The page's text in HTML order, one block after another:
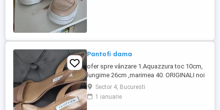
Pantofi dama
ofer spre vânzare 1.Aquazzura toc 10cm,
lungime 26cm ,marimea 40. ORIGINALI noi
pret 500 lei. 2.Michael Kors toc 9 cm ,
lungime 26cm, mărimea 40.purtati o
singura data la un eveniment. pret 300 de
Sector 4, Bucuresti
1 ianuarie